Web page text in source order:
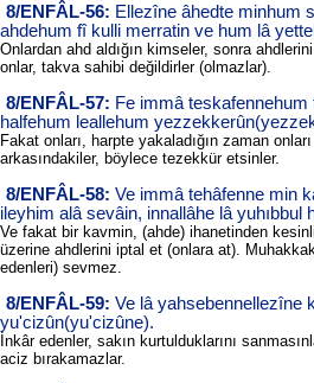
8/ENFÂL-56: Ellezîne âhedte minhum
ahdehum fî kulli merratin ve hum lâ
Onlardan ahd aldığın kimseler, sonra
onlar, takva sahibi değildirler (olmazlar).
8/ENFÂL-57: Fe immâ
halfehum leallehum
Fakat onları, harpte yakaladığın zaman
arkasındakiler, böylece tezekkür etsinler.
8/ENFÂL-58: Ve immâ tehâfenne min
ileyhim alâ sevâin, innallâhe lâ yuhıbbul
Ve fakat bir kavmin, (ahde) ihanetinden
üzerine ahdlerini iptal et (onlara at).
edenleri) sevmez.
8/ENFÂL-59: Ve lâ yahsebennellezîne
yu'cizûn(yu'cizûne).
İnkâr edenler, sakın kurtulduklarını
aciz bırakamazlar.